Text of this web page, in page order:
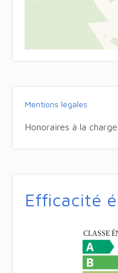
Mentions légales
Honoraires à la
Efficacité